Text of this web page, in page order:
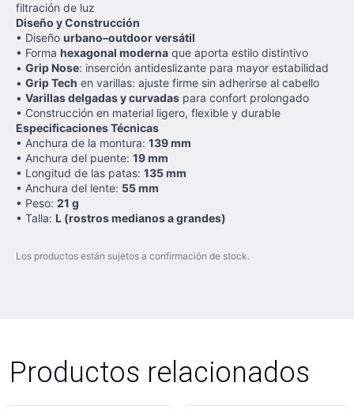
filtración de luz
Diseño y Construcción
• Diseño urbano–outdoor versátil
• Forma hexagonal moderna que aporta estilo distintivo
• Grip Nose: inserción antideslizante para mayor estabilidad
• Grip Tech en varillas: ajuste firme sin adherirse al cabello
• Varillas delgadas y curvadas para confort prolongado
• Construcción en material ligero, flexible y durable
Especificaciones Técnicas
• Anchura de la montura: 139 mm
• Anchura del puente: 19 mm
• Longitud de las patas: 135 mm
• Anchura del lente: 55 mm
• Peso: 21 g
• Talla: L (rostros medianos a grandes)
Los productos están sujetos a confirmación de stock.
Productos relacionados